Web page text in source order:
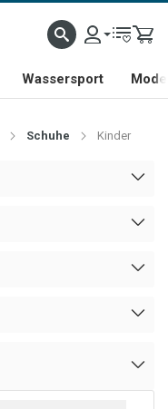
Wassersport
Schuhe Kinder